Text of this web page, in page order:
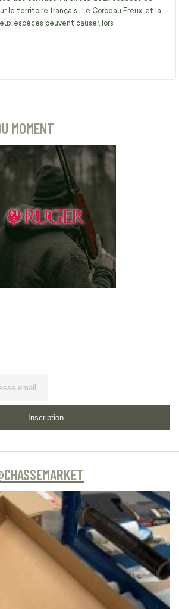
le territoire français : Le Corbeau Freux, et la
espèces peuvent causer, lors
MOMENT
Inscription